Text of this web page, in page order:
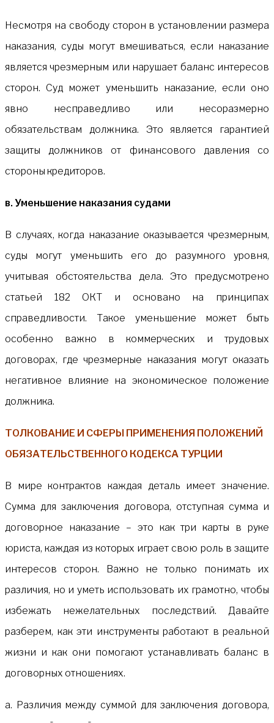
Несмотря на свободу сторон в установлении размера
наказания, суды могут вмешиваться, если наказание
является чрезмерным или нарушает баланс интересов
сторон. Суд может уменьшить наказание, если оно
явно несправедливо или несоразмерно
обязательствам должника. Это является гарантией
защиты должников от финансового давления со
стороны кредиторов.
в. Уменьшение наказания судами
В случаях, когда наказание оказывается чрезмерным,
суды могут уменьшить его до разумного уровня,
учитывая обстоятельства дела. Это предусмотрено
статьей 182 ОКТ и основано на принципах
справедливости. Такое уменьшение может быть
особенно важно в коммерческих и трудовых
договорах, где чрезмерные наказания могут оказать
негативное влияние на экономическое положение
должника.
ТОЛКОВАНИЕ И СФЕРЫ ПРИМЕНЕНИЯ ПОЛОЖЕНИЙ
ОБЯЗАТЕЛЬСТВЕННОГО КОДЕКСА ТУРЦИИ
В мире контрактов каждая деталь имеет значение.
Сумма для заключения договора, отступная сумма и
договорное наказание – это как три карты в руке
юриста, каждая из которых играет свою роль в защите
интересов сторон. Важно не только понимать их
различия, но и уметь использовать их грамотно, чтобы
избежать нежелательных последствий. Давайте
разберем, как эти инструменты работают в реальной
жизни и как они помогают устанавливать баланс в
договорных отношениях.
а. Различия между суммой для заключения договора,